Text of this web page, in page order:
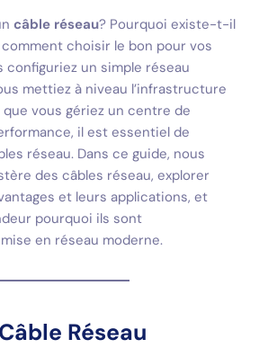
câble réseau? Pourquoi existe-t-il
choisir le bon pour vos
configuriez un simple réseau
mettiez à niveau l’infrastructure
vous gériez un centre de
il est essentiel de
réseau. Dans ce guide, nous
des câbles réseau, explorer
et leurs applications, et
pourquoi ils sont
en réseau moderne.
Réseau